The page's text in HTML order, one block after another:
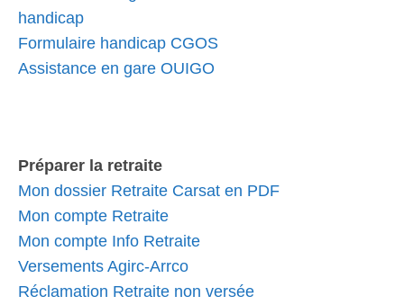
handicap
Formulaire handicap CGOS
Assistance en gare OUIGO
Préparer la retraite
Mon dossier Retraite Carsat en PDF
Mon compte Retraite
Mon compte Info Retraite
Versements Agirc-Arrco
Réclamation Retraite non versée